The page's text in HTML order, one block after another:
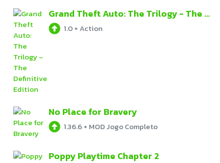
Grand Theft Auto: The Trilogy - The Definitive Edition
1.0+ Action
No Place for Bravery
1.36.6+ MOD Jogo Completo
Poppy Playtime Chapter 2